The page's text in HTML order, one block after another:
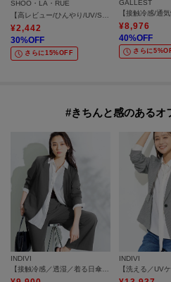
SHOO・LA・RUE
【高レビュー/ひんやり/UV/SS-3L/セットアップ可】さらさらぷるん イージーテーパードパンツ
¥2,442
30%OFF
さらに15%OFF
GALLEST
¥8,976
40%OFF
さらに
#きちんと感のあるオ
INDIVI
INDIVI